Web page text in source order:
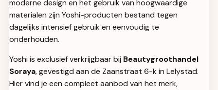
moderne design en het gebruik van hoogwaardige
materialen zijn Yoshi-producten bestand tegen
dagelijks intensief gebruik en eenvoudig te
onderhouden.
Yoshi is exclusief verkrijgbaar bij Beautygroothandel
Soraya, gevestigd aan de Zaanstraat 6-k in Lelystad.
Hier vind je een compleet aanbod van het merk,